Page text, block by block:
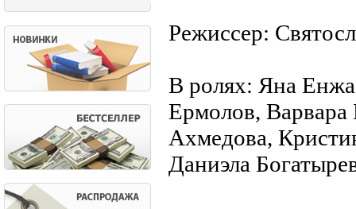
Режиссер:
В ролях: Яна
Ермолов,
Ахмедова,
Даниэла